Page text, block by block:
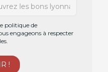
politique de
engageons à respecter